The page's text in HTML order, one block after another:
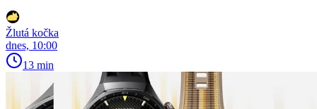
Žlutá kočka
dnes, 10:00
13 min